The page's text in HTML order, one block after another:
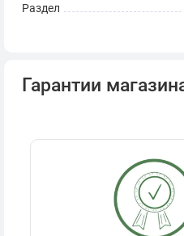
Раздел
Гарантии